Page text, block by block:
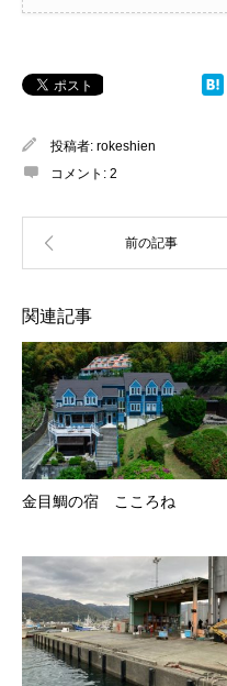
投稿者: rokeshien
コメント: 2
関連記事
金目鯛の宿 こころね